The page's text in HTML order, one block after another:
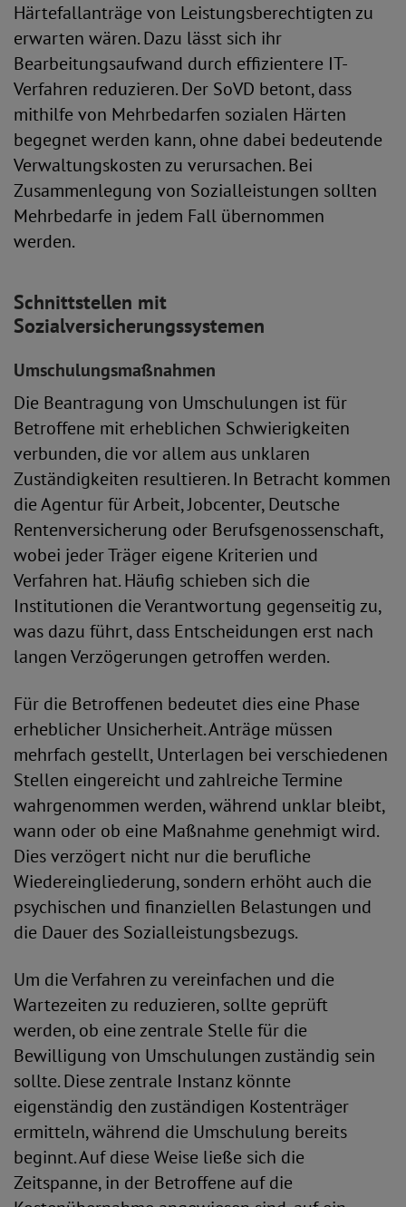
Härtefallanträge von Leistungsberechtigten zu
erwarten wären. Dazu lässt sich ihr
Bearbeitungsaufwand durch effizientere IT-
Verfahren reduzieren. Der SoVD betont, dass
mithilfe von Mehrbedarfen sozialen Härten
begegnet werden kann, ohne dabei bedeutende
Verwaltungskosten zu verursachen. Bei
Zusammenlegung von Sozialleistungen sollten
Mehrbedarfe in jedem Fall übernommen
werden.
Schnittstellen mit
Sozialversicherungssystemen
Umschulungsmaßnahmen
Die Beantragung von Umschulungen ist für
Betroffene mit erheblichen Schwierigkeiten
verbunden, die vor allem aus unklaren
Zuständigkeiten resultieren. In Betracht kommen
die Agentur für Arbeit, Jobcenter, Deutsche
Rentenversicherung oder Berufsgenossenschaft,
wobei jeder Träger eigene Kriterien und
Verfahren hat. Häufig schieben sich die
Institutionen die Verantwortung gegenseitig zu,
was dazu führt, dass Entscheidungen erst nach
langen Verzögerungen getroffen werden.
Für die Betroffenen bedeutet dies eine Phase
erheblicher Unsicherheit. Anträge müssen
mehrfach gestellt, Unterlagen bei verschiedenen
Stellen eingereicht und zahlreiche Termine
wahrgenommen werden, während unklar bleibt,
wann oder ob eine Maßnahme genehmigt wird.
Dies verzögert nicht nur die berufliche
Wiedereingliederung, sondern erhöht auch die
psychischen und finanziellen Belastungen und
die Dauer des Sozialleistungsbezugs.
Um die Verfahren zu vereinfachen und die
Wartezeiten zu reduzieren, sollte geprüft
werden, ob eine zentrale Stelle für die
Bewilligung von Umschulungen zuständig sein
sollte. Diese zentrale Instanz könnte
eigenständig den zuständigen Kostenträger
ermitteln, während die Umschulung bereits
beginnt. Auf diese Weise ließe sich die
Zeitspanne, in der Betroffene auf die